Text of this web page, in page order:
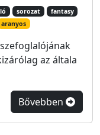
sorozat
fantasy
aranyos
az általa
Bővebben